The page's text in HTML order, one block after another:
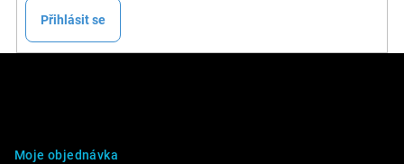
Přihlásit se
Moje objednávka